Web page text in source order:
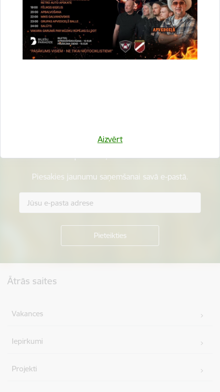
Aizvērt
Esi pirmais, kurš uzzina!
Piesakies jaunumu saņemšanai savā e-pastā.
Ātrās saites
Vakances
Iepirkumi
Projekti